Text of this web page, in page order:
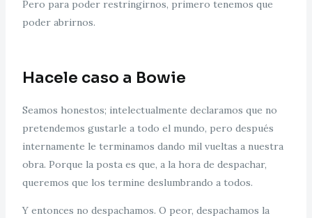
Pero para poder restringirnos, primero tenemos que
poder abrirnos.
Hacele caso a Bowie
Seamos honestos; intelectualmente declaramos que no
pretendemos gustarle a todo el mundo, pero después
internamente le terminamos dando mil vueltas a nuestra
obra. Porque la posta es que, a la hora de despachar,
queremos que los termine deslumbrando a todos.
Y entonces no despachamos. O peor, despachamos la